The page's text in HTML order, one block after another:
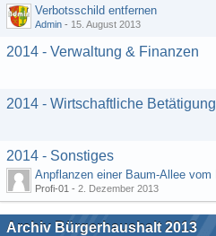
Verbotsschild entfernen
Admin - 15. August 2013
2014 - Verwaltung & Finanzen
2014 - Wirtschaftliche Betätigung
2014 - Sonstiges
Profi-01 - 2. Dezember 2013
Archiv Bürgerhaushalt 2013